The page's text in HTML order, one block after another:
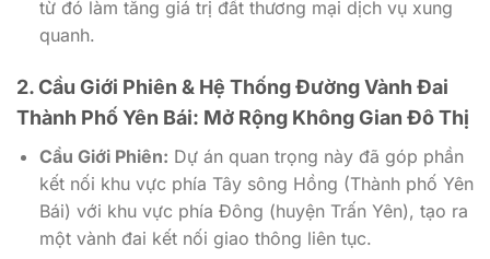
từ đó làm tăng giá trị đất thương mại dịch vụ xung
quanh.
2. Cầu Giới Phiên & Hệ Thống Đường Vành Đai
Thành Phố Yên Bái: Mở Rộng Không Gian Đô Thị
Cầu Giới Phiên: Dự án quan trọng này đã góp phần
kết nối khu vực phía Tây sông Hồng (Thành phố Yên
Bái) với khu vực phía Đông (huyện Trấn Yên), tạo ra
một vành đai kết nối giao thông liên tục.